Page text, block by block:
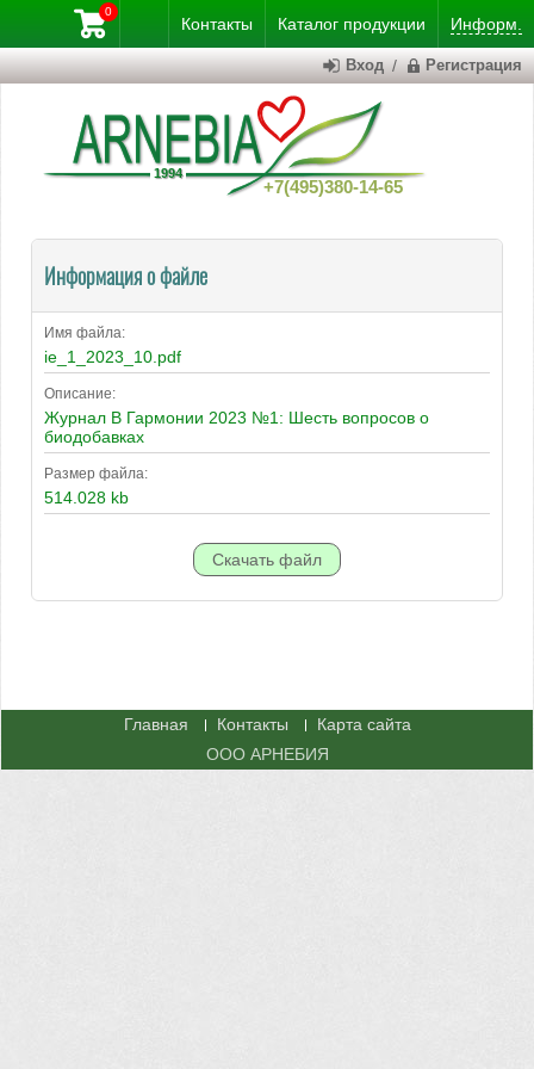
Контакты Каталог продукции Информ.
+7(495)380-14-65
0
Вход / Регистрация
Информация о файле
Имя файла:
ie_1_2023_10.pdf
Описание:
Журнал В Гармонии 2023 №1: Шесть вопросов о
биодобавках
Размер файла:
514.028 kb
Главная Контакты
Карта сайта
ООО АРНЕБИЯ